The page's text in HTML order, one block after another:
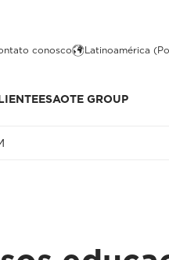
conosco Latinoamérica
ESAOTE GROUP